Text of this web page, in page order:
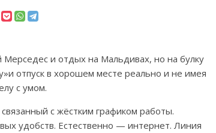
и отдых на Мальдивах, но на булку
отпуск в хорошем месте реально и не имея
с умом.
с жёстким графиком работы.
удобств. Естественно — интернет. Линия